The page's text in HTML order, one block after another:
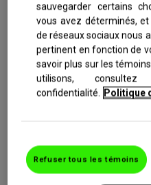
Province:
de dos associés aux
dans les muscles du cou et
les foulures et les entorses.
En savoir
sauvegarder certains
vous avez déterminés,
de réseaux sociaux nous
pertinent en fonction de
savoir plus sur les
utilisons,
confidentialité. Politique
Refuser tous les témoins